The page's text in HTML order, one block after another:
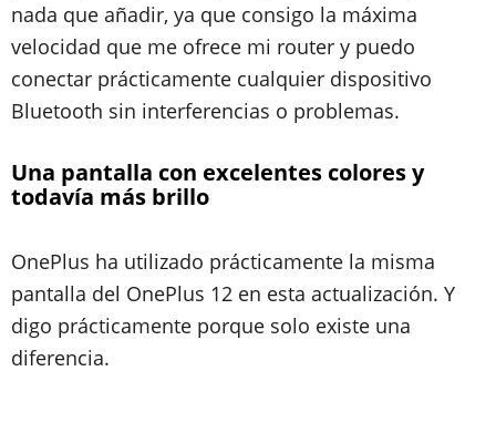
nada que añadir, ya que consigo la máxima
velocidad que me ofrece mi router y puedo
conectar prácticamente cualquier dispositivo
Bluetooth sin interferencias o problemas.
Una pantalla con excelentes colores y
todavía más brillo
OnePlus ha utilizado prácticamente la misma
pantalla del OnePlus 12 en esta actualización. Y
digo prácticamente porque solo existe una
diferencia.